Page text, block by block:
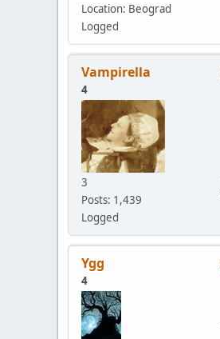
Location: Beograd
Logged
Vampirella
4
3
Posts: 1,439
Logged
Ygg
4